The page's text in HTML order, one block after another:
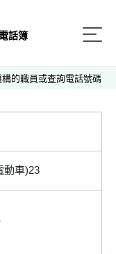
話簿
的職員或查詢電話號碼
動車)23